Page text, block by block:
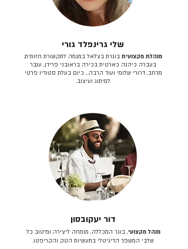
שלי גרינפלד גורי
מנהלת מקצועית בוגרת בצלאל במגמה לתקשורת חזותית.
בעברה כיהנה כארטית בכירה בראובני פרידן, ענבר
מרחב, דרורי שלומי ועוד הרבה… כיום בעלת סטודיו פרטי
למיתוג ועיצוב.
דור יעקובסון
מנהל מקצועי, בוגר המכללה, מומחה ליצירה ומיטוב כל
שלבי המשפך הדיגיטלי בתעשיות הטק והקריפטו.